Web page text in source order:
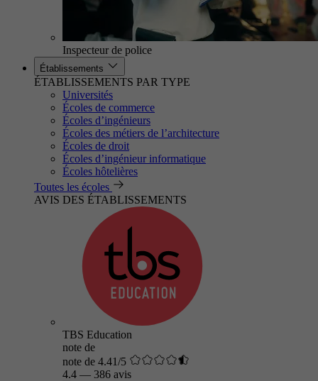
Inspecteur de police
Établissements
ÉTABLISSEMENTS PAR TYPE
Universités
Écoles de commerce
Écoles d’ingénieurs
Écoles des métiers de l’architecture
Écoles de droit
Écoles d’ingénieur informatique
Écoles hôtelières
Toutes les écoles
AVIS DES ÉTABLISSEMENTS
TBS Education
note de
note de 4.41/5
4.4 — 386 avis